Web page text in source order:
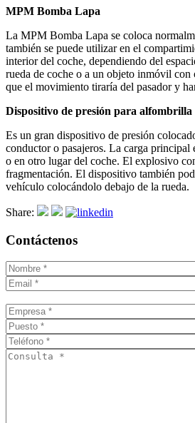
MPM Bomba Lapa
La MPM Bomba Lapa se coloca
también se puede utilizar en el
interior del coche, dependiendo del
rueda de coche o a un objeto inmóvil con
que el movimiento tiraría del pasador y
Dispositivo de presión para alfombrilla
Es un gran dispositivo de presión
conductor o pasajeros. La carga principal
o en otro lugar del coche. El explosivo
fragmentación. El dispositivo también
vehículo colocándolo debajo de la rueda.
Share:
Contáctenos